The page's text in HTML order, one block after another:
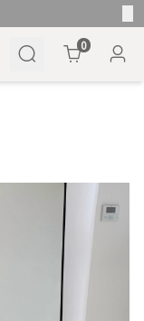
Cart0